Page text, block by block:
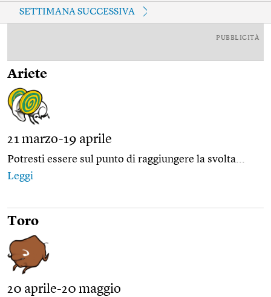
SETTIMANA SUCCESSIVA
PUBBLICITÀ
Ariete
21 marzo-19 aprile
Potresti essere sul punto di raggiungere la svolta...
Leggi
Toro
20 aprile-20 maggio